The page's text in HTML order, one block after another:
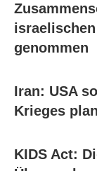
genommen
Iran: USA
Krieges
KIDS Act: